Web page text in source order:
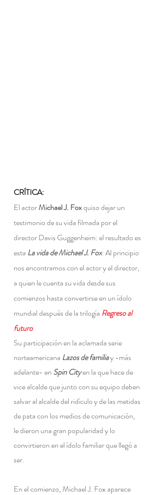
CRÍTICA:
El actor Michael J. Fox quiso dejar un
testimonio de su vida filmada por el
director Davis Guggenheim: el resultado es
esta La vida de Michael J. Fox. Al principio
nos encontramos con el actor y el director,
a quien le cuenta su vida desde sus
comienzos hasta convertirse en un ídolo
mundial después de la trilogía Regreso al
futuro.
Su participación en la aclamada serie
norteamericana Lazos de familia y -más
adelante- en Spin Cityen la que hace de
vice alcalde que junto con su equipo deben
salvar al alcalde del ridículo y de las metidas
de pata con los medios de comunicación,
le dieron una gran popularidad y lo
convirtieron en el ídolo familiar que llegó a
ser.
En el comienzo, Michael J. Fox aparece